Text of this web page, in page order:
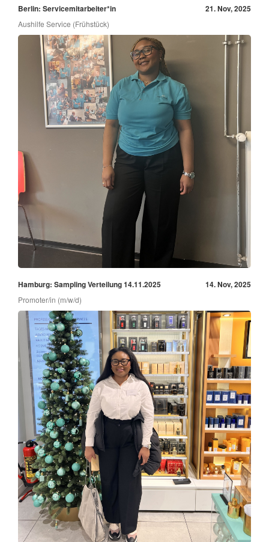
Berlin: Servicemitarbeiter*in
21. Nov, 2025
Aushilfe Service (Frühstück)
Hamburg: Sampling Verteilung 14.11.2025 14. Nov, 2025
Promoter/in (m/w/d)